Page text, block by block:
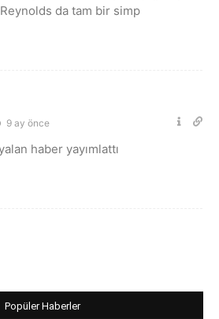
da tam bir simp
9 ay önce
haber yayımlattı
Popüler Haberler